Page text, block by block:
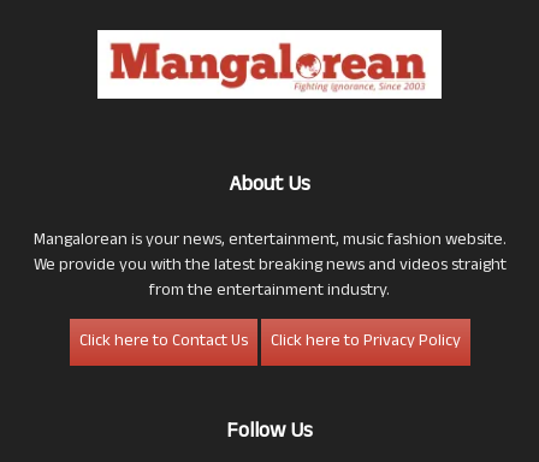
About Us
Mangalorean is your news, entertainment, music fashion website.
We provide you with the latest breaking news and videos straight
from the entertainment industry.
Click here to Contact Us
Click here to Privacy Policy
Follow Us